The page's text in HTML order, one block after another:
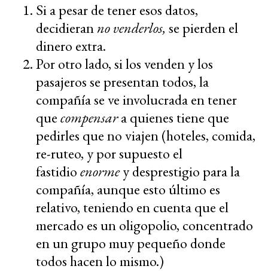
Si a pesar de tener esos datos,
decidieranno venderlos, se pierden el
dinero extra.
Por otro lado, si los venden y los
pasajeros se presentan todos, la
compañía se ve involucrada en tener
quecompensara quienes tiene que
pedirles que no viajen (hoteles, comida,
re-ruteo, y por supuesto el
fastidioenormey desprestigio para la
compañía, aunque esto último es
relativo, teniendo en cuenta que el
mercado es un oligopolio, concentrado
en un grupo muy pequeño donde
todos hacen lo mismo.)